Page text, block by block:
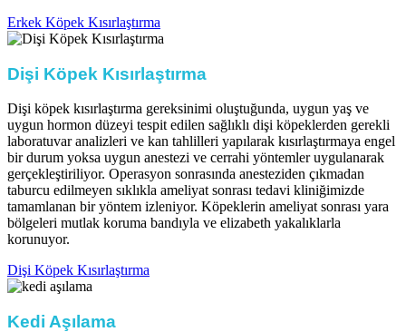
Erkek Köpek Kısırlaştırma
Dişi Köpek Kısırlaştırma ​
Dişi köpek kısırlaştırma gereksinimi oluştuğunda, uygun yaş ve
uygun hormon düzeyi tespit edilen sağlıklı dişi köpeklerden gerekli
laboratuvar analizleri ve kan tahlilleri yapılarak kısırlaştırmaya engel
bir durum yoksa uygun anestezi ve cerrahi yöntemler uygulanarak
gerçekleştiriliyor. Operasyon sonrasında anesteziden çıkmadan
taburcu edilmeyen sıklıkla ameliyat sonrası tedavi kliniğimizde
tamamlanan bir yöntem izleniyor. Köpeklerin ameliyat sonrası yara
bölgeleri mutlak koruma bandıyla ve elizabeth yakalıklarla
korunuyor.​
Dişi Köpek Kısırlaştırma
Kedi Aşılama​